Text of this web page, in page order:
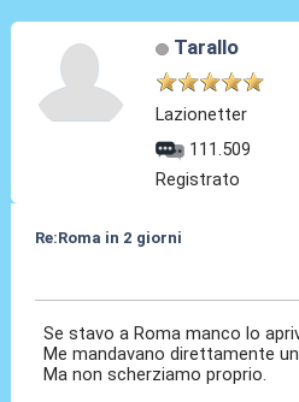
Tarallo
Lazionetter
111.509
Registrato
Re:Roma in 2 giorni
Se stavo a Roma manco lo
Me mandavano direttamente un
Ma non scherziamo proprio.